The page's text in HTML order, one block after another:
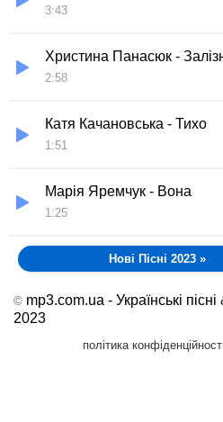
3:43
Христина Панасюк -
2:58
Катя Качановська - Тихо
1:51
Марія Яремчук - Вона
1:25
Нові Пісні 2023 »
© mp3.com.ua - Українські
2023
політика конфіденційності